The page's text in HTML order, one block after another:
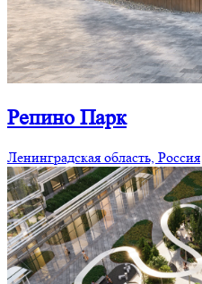
Репино Парк
Ленинградская область, Россия